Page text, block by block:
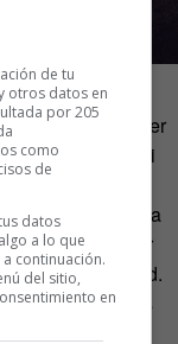
Foto: Carla Ferrería
Ríoy recorrer
o en patines. Y si
el sur podrás
grandes de la
por albergar
de Madrid.
de las mejores
de no haber
de tu
otros datos en
por 205
como
de
datos
a lo que
continuación.
del sitio,
en